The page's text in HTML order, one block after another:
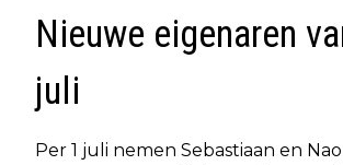
Nieuwe eigenaren
juli
Per 1 juli nemen Sebastiaan en